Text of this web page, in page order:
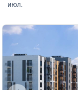
июл.